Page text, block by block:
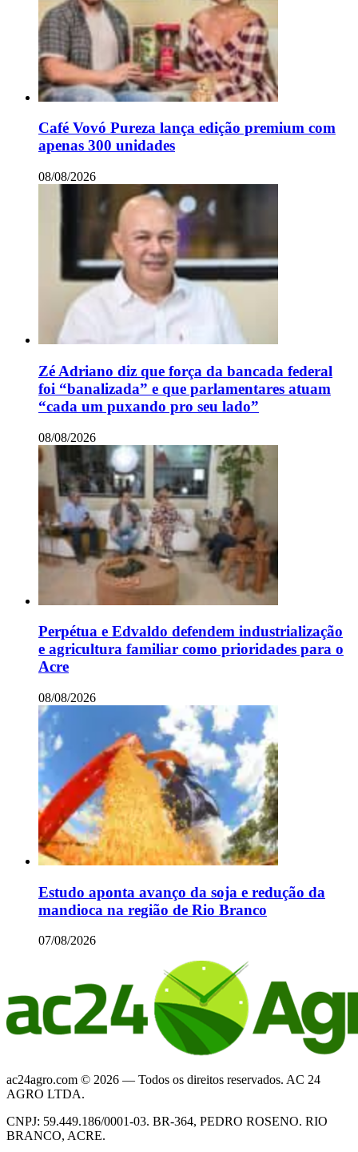
Café Vovó Pureza lança edição premium com
apenas 300 unidades
08/08/2026
Zé Adriano diz que força da bancada federal
foi “banalizada” e que parlamentares atuam
“cada um puxando pro seu lado”
08/08/2026
Perpétua e Edvaldo defendem industrialização
e agricultura familiar como prioridades para o
Acre
08/08/2026
Estudo aponta avanço da soja e redução da
mandioca na região de Rio Branco
07/08/2026
ac24agro.com © 2026 — Todos os direitos reservados. AC 24
AGRO LTDA.
CNPJ: 59.449.186/0001-03. BR-364, PEDRO ROSENO. RIO
BRANCO, ACRE.